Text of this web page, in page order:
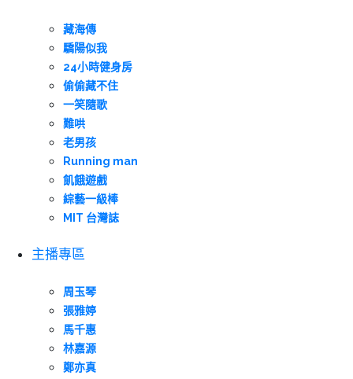
藏海傳
驕陽似我
24小時健身房
偷偷藏不住
一笑隨歌
難哄
老男孩
Running man
飢餓遊戲
綜藝一級棒
MIT 台灣誌
主播專區
周玉琴
張雅婷
馬千惠
林嘉源
鄭亦真